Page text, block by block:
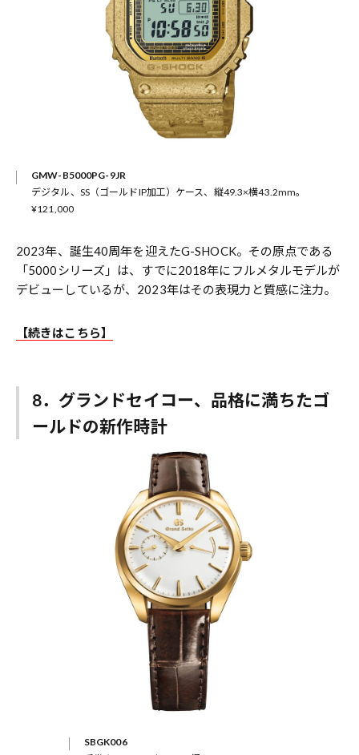
GMW-B5000PG-9JR
デジタル、SS（ゴールドIP加工）ケース、縦49.3×横43.2mm。
¥121,000
2023年、誕生40周年を迎えたG-SHOCK。その原点である
「5000シリーズ」は、すでに2018年にフルメタルモデルが
デビューしているが、2023年はその表現力と質感に注力。
【続きはこちら】
8．グランドセイコー、品格に満ちたゴ
ールドの新作時計
SBGK006